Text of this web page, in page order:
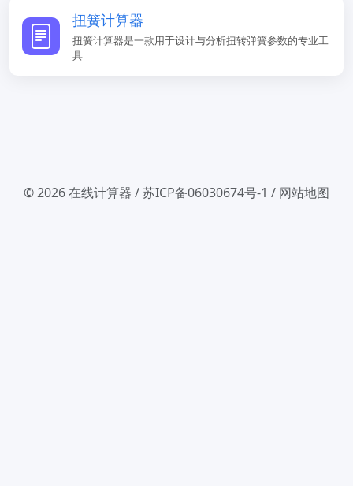
扭簧计算器
扭簧计算器是一款用于设计与分析扭转弹簧参数的专业工
具
© 2026在线计算器 /苏ICP备06030674号-1 / 网站地图